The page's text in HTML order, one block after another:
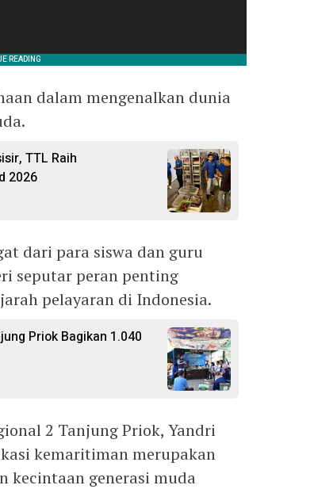
dalam mengenalkan dunia
TTL Raih
2026
dari para siswa dan guru
seputar peran penting
pelayaran di Indonesia.
Priok Bagikan 1.040
2 Tanjung Priok, Yandri
kemaritiman merupakan
kecintaan generasi muda